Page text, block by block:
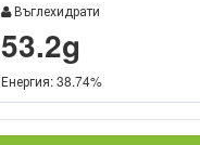
Въглехидрати
53.2g
Енергия: 38.74%